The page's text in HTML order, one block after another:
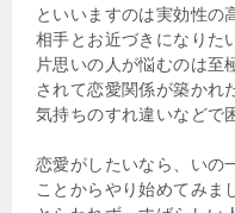
といいますのは実効性の
相手とお近づきになりた
片思いの人が悩むのは至
されて恋愛関係が築かれ
気持ちのすれ違いなどで
恋愛がしたいなら、いの
ことからやり始めてみま